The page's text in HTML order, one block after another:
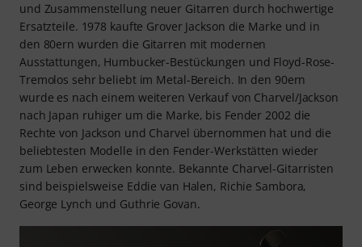
und Zusammenstellung neuer Gitarren durch hochwertige
Ersatzteile. 1978 kaufte Grover Jackson die Marke und in
den 80ern wurden die Gitarren mit modernen
Ausstattungen, Humbucker-Bestückungen und Floyd-Rose-
Tremolos sehr beliebt im Metal-Bereich. In den 90ern
wurde es nach einem weiteren Verkauf von Charvel/Jackson
nach Japan ruhiger um die Marke, bis Fender 2002 die
Rechte von Jackson und Charvel übernommen hat und die
beliebtesten Modelle in den Fender-Werkstätten wieder
zum Leben erwecken konnte. Bekannte Charvel-Gitarristen
sind beispielsweise Eddie van Halen, Richie Sambora,
George Lynch und Guthrie Govan.